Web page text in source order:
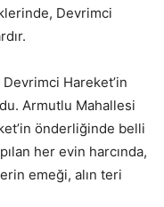
Devrimci
Hareket’in
Armutlu Mahallesi
önderliğinde belli
her evin harcında,
emeği, alın teri